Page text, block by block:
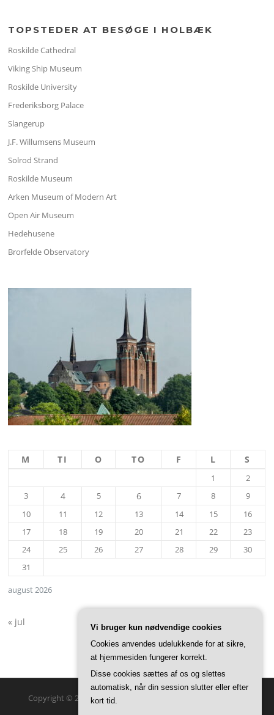
TOPSTEDER AT BESØGE I HOLBÆK
Roskilde Cathedral
Viking Ship Museum
Roskilde University
Frederiksborg Palace
Slangerup
J.F. Willumsens Museum
Solrod Strand
Roskilde Museum
Arken Museum of Modern Art
Open Air Museum
Hedehusene
Brorfelde Observatory
august 2026
M TI O TO F L S
1
2
3
4 5 6 7 8
9
10
11 12 13 14 15
16
17
18 19 20 21 22
23
24
25 26 27 28 29
30
31
« jul
Copyright © 2026 Visit Holbæk. Alle rettigheder forbeholdes.
Vi bruger kun nødvendige cookies
Cookies anvendes udelukkende for at sikre,
at hjemmesiden fungerer korrekt.
Disse cookies sættes af os og slettes
automatisk, når din session slutter eller efter
kort tid.